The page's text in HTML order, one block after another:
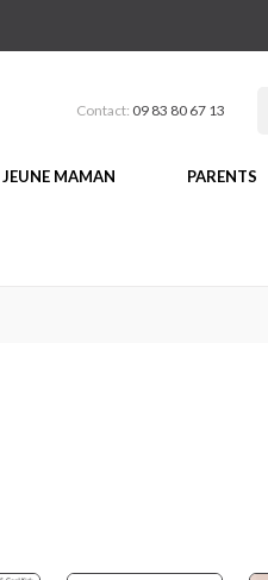
Contact: 09 83 80 67 13
JEUNE MAMAN PARENTS